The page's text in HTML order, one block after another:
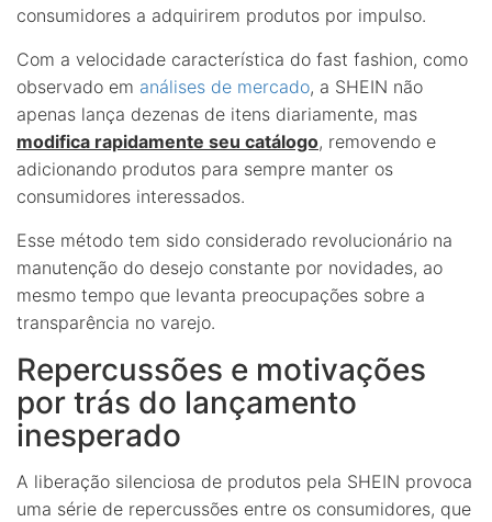
consumidores a adquirirem produtos por impulso.
Com a velocidade característica do fast fashion, como
observado em análises de mercado, a SHEIN não
apenas lança dezenas de itens diariamente, mas
modifica rapidamente seu catálogo, removendo e
adicionando produtos para sempre manter os
consumidores interessados.
Esse método tem sido considerado revolucionário na
manutenção do desejo constante por novidades, ao
mesmo tempo que levanta preocupações sobre a
transparência no varejo.
Repercussões e motivações
por trás do lançamento
inesperado
A liberação silenciosa de produtos pela SHEIN provoca
uma série de repercussões entre os consumidores, que